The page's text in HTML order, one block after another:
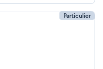
Particulier